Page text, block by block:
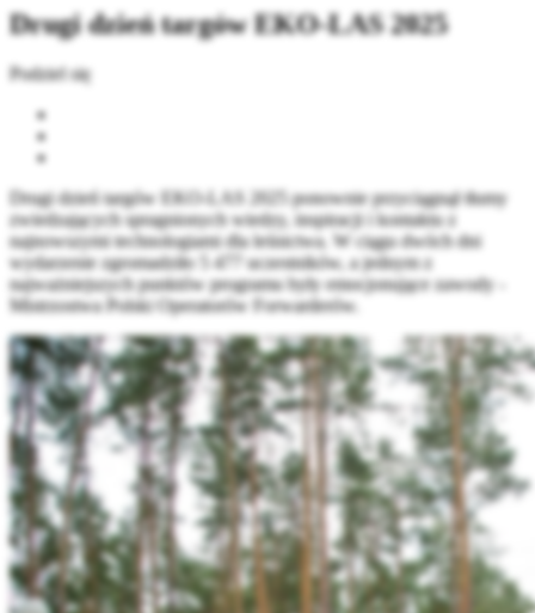
Drugi dzień targów EKO-LAS 2025
Podziel się
Drugi dzień targów EKO-LAS 2025 ponownie przyciągnął tłumy
zwiedzających spragnionych wiedzy, inspiracji i kontaktu z
najnowszymi technologiami dla leśnictwa. W ciągu dwóch dni
wydarzenie zgromadziło 5 477 uczestników, a jednym z
najważniejszych punktów programu były emocjonujące zawody -
Mistrzostwa Polski Operatorów Forwarderów.